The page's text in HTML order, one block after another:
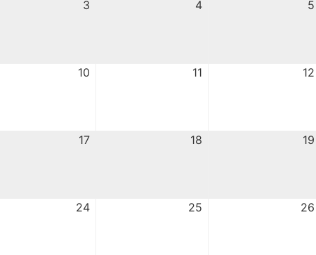
3 4 5
10 11 12
17 18 19
24 25 26